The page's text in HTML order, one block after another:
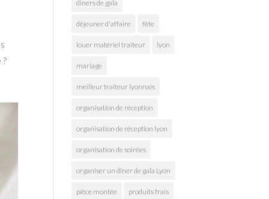
diners de gala
déjeuner d'affaire fête
louer matériel traiteur lyon
mariage
meilleur traiteur lyonnais
organisation de réception
organisation de réception lyon
organisation de soirées
organiser un dîner de gala Lyon
pièce montée produits frais